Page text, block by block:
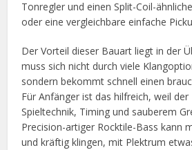
Tonregler und einen Split-Coil-
oder eine vergleichbare einfache
Der Vorteil dieser Bauart liegt in der
muss sich nicht durch viele
sondern bekommt schnell einen
Für Anfänger ist das hilfreich, weil
Spieltechnik, Timing und sauberem
Precision-artiger Rocktile-Bass kann
und kräftig klingen, mit Plektrum